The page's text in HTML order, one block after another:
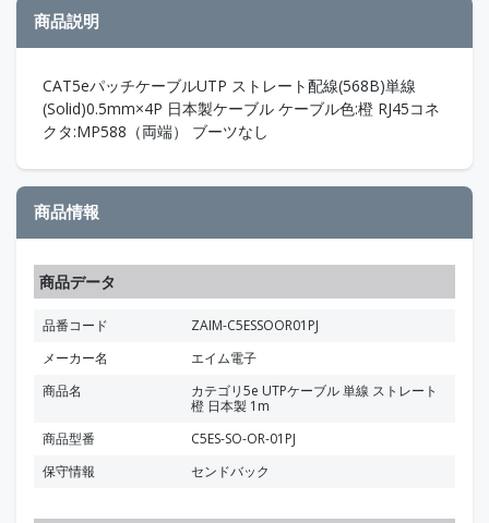
商品説明
CAT5eパッチケーブルUTP ストレート配線(568B)単線
(Solid)0.5mm×4P 日本製ケーブル ケーブル色:橙 RJ45コネ
クタ:MP588（両端） ブーツなし
商品情報
商品データ
品番コード
ZAIM-C5ESSOOR01PJ
メーカー名
エイム電子
商品名
カテゴリ5e UTPケーブル 単線 ストレート
橙 日本製 1m
商品型番
C5ES-SO-OR-01PJ
保守情報
センドバック